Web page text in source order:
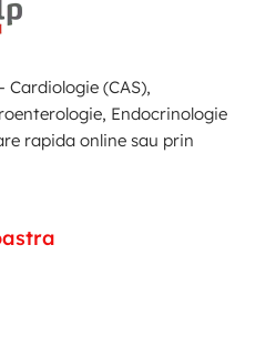
(CAS),
Endocrinologie
rapida online sau prin